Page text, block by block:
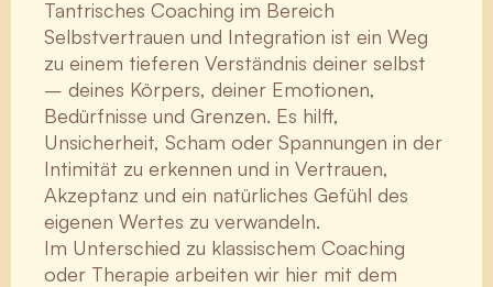
Tantrisches Coaching im Bereich
Selbstvertrauen und Integration ist ein Weg
zu einem tieferen Verständnis deiner selbst
– deines Körpers, deiner Emotionen,
Bedürfnisse und Grenzen. Es hilft,
Unsicherheit, Scham oder Spannungen in der
Intimität zu erkennen und in Vertrauen,
Akzeptanz und ein natürliches Gefühl des
eigenen Wertes zu verwandeln.
Im Unterschied zu klassischem Coaching
oder Therapie arbeiten wir hier mit dem